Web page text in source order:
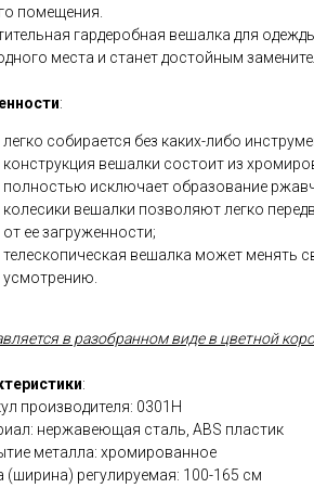
помещения.
гардеробная вешалка для
места и станет достойным
:
легко собирается без каких-либо
конструкция вешалки состоит из
полностью исключает образование
колесики вешалки позволяют легко
от ее загруженности;
телескопическая вешалка может менять
усмотрению.
в разобранном виде в цветной
:
производителя: 0301H
нержавеющая сталь, ABS пластик
металла: хромированное
(ширина) регулируемая: 100-165 см